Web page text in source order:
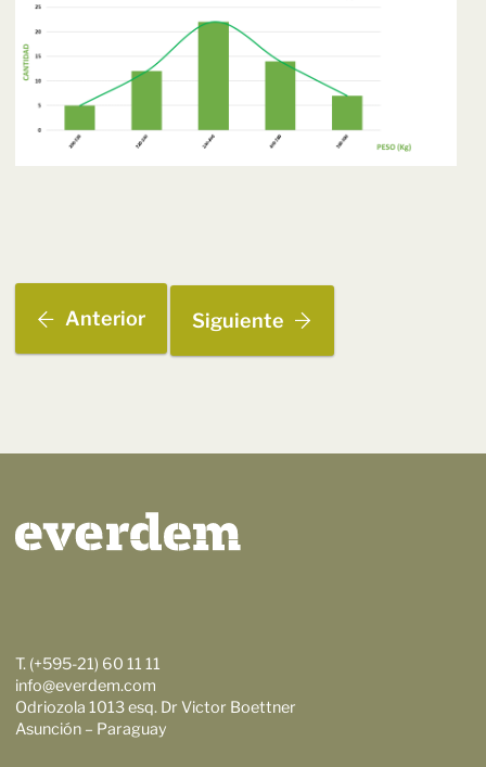
Anterior Siguiente
T. (+595-21) 60 11 11
info@everdem.com
Odriozola 1013 esq. Dr Victor Boettner
Asunción – Paraguay